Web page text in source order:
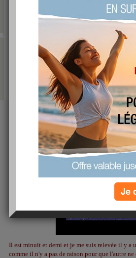
21 - 30 31 - 40 41 - 43 »
‹ Préc. 1 2 3 4 5
nuit blanche à
publié le 06/01/2010 à 00:48
Il est minuit et demi et je me suis relevée il y a
comme il n'y a pas de raison pour que l'autre ne
Je